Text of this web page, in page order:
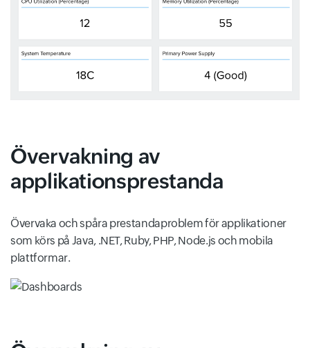
Övervakning av
applikationsprestanda
Övervaka och spåra prestandaproblem för applikationer
som körs på Java, .NET, Ruby, PHP, Node.js och mobila
plattformar.